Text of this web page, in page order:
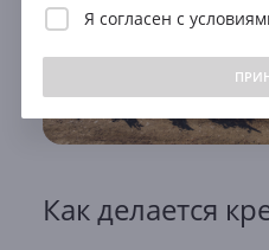
Как делается
Я согласен с